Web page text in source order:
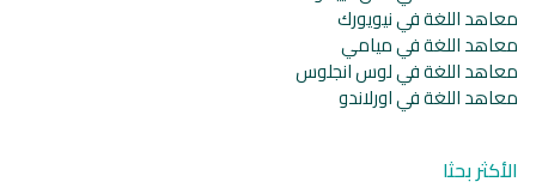
معاهد اللغة في نيويورك
معاهد اللغة في ميامي
معاهد اللغة في لوس انجلوس
معاهد اللغة في اورلاندو
الأكثر بحثا